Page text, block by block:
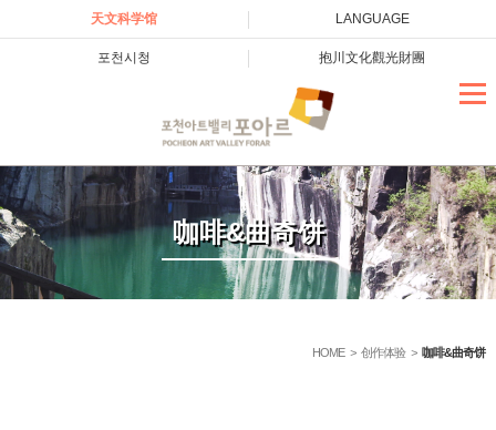
天文科学馆 LANGUAGE
포천시청 抱川文化觀光財團
咖啡&曲奇饼
HOME > 创作体验 > 咖啡&曲奇饼